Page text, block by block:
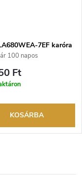
7EF karóra
100 napos
lehetőség. Hivatalos
Ft
KOSÁRBA